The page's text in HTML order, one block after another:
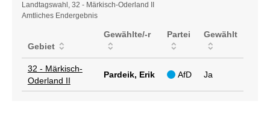
Gewählte
Landtagswahl, 32 - Märkisch-Oderland II
Amtliches Endergebnis
Gebiet
Gewählte/-r Partei Gewählt
32 - Märkisch-
Oderland II
Pardeik, Erik AfD Ja